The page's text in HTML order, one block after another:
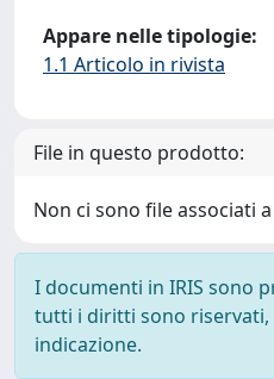
Appare nelle tipologie:
1.1 Articolo in rivista
File in questo prodotto:
Non ci sono file associati
I documenti in IRIS sono
tutti i diritti sono riservati,
indicazione.